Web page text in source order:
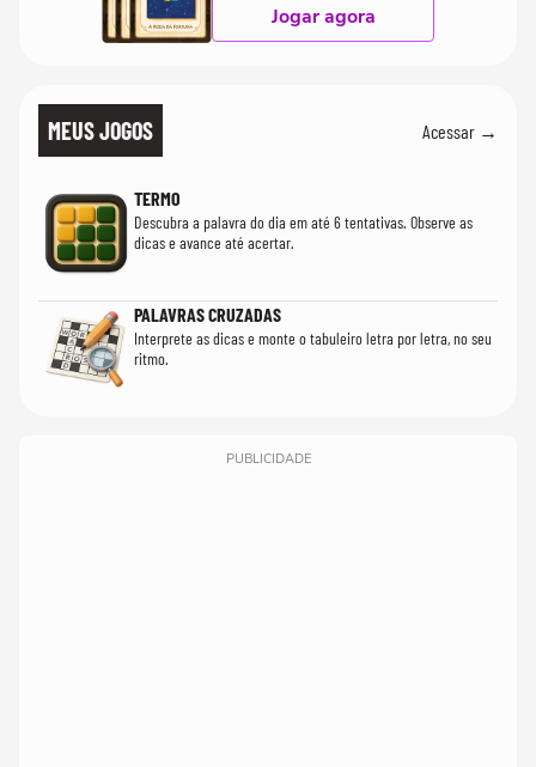
Jogar agora
MEUS JOGOS Acessar →
TERMO
Descubra a palavra do dia em até 6 tentativas. Observe as
dicas e avance até acertar.
PALAVRAS CRUZADAS
Interprete as dicas e monte o tabuleiro letra por letra, no seu
ritmo.
PUBLICIDADE